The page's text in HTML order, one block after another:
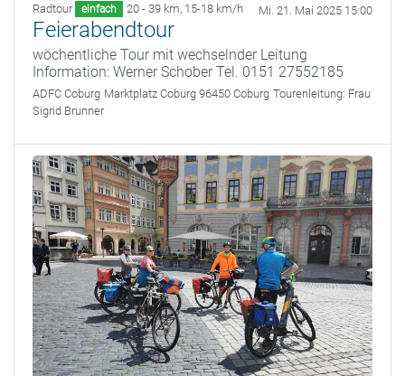
Radtour einfach 20 - 39 km, 15-18 km/h Mi. 21. Mai 2025 15:00
Feierabendtour
wöchentliche Tour mit wechselnder Leitung
Information: Werner Schober Tel. 0151 27552185
ADFC Coburg Marktplatz Coburg 96450 Coburg Tourenleitung: Frau
Sigrid Brunner